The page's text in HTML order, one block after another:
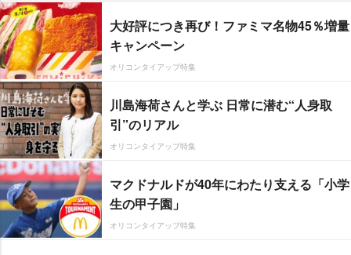
大好評につき再び！ファミマ名物45％増量
キャンペーン
オリコンタイアップ特集
川島海荷さんと学ぶ 日常に潜む“人身取
引”のリアル
オリコンタイアップ特集
マクドナルドが40年にわたり支える「小学
生の甲子園」
オリコンタイアップ特集